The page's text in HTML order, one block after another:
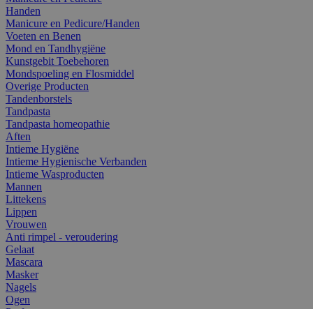
Handen
Manicure en Pedicure/Handen
Voeten en Benen
Mond en Tandhygiëne
Kunstgebit Toebehoren
Mondspoeling en Flosmiddel
Overige Producten
Tandenborstels
Tandpasta
Tandpasta homeopathie
Aften
Intieme Hygiëne
Intieme Hygienische Verbanden
Intieme Wasproducten
Mannen
Littekens
Lippen
Vrouwen
Anti rimpel - veroudering
Gelaat
Mascara
Masker
Nagels
Ogen